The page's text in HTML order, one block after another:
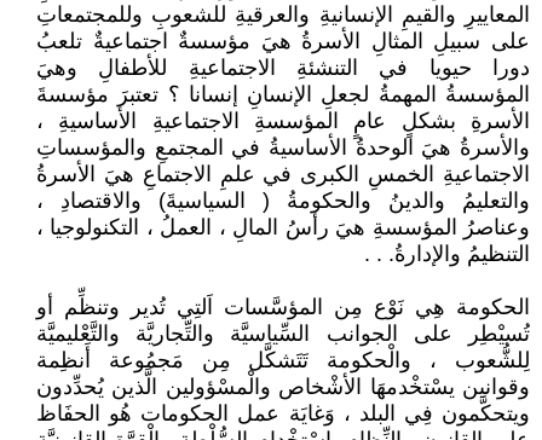
المعاييرِ والقيمِ الإنسانيةِ والعرقيةِ للشعوبِ وللمجتمعاتِ
على سبيلِ المثالِ الأسرةُ هيَ مؤسسةٌ اجتماعيةٌ تلعبُ
دورا حيويا في التنشئةِ الاجتماعيةِ للأطفالِ وهيَ
المؤسسةُ المهمةُ لجعلِ الإنسانِ إنسانا ؟ تعتبرَ مؤسسةَ
الأسرةِ بشكلٍ عامٍ المؤسسةِ الاجتماعيةِ الأساسيةِ ،
والأسرةُ هيَ الوحدةُ الأساسيةُ في المجتمعِ والمؤسساتِ
الاجتماعيةِ الخمسِ الكبرى في علمِ الاجتماعِ هيَ الأسرةُ
والتعليمُ والدينُ والحكومةُ ( السياسيةَ) والاقتصادِ ،
وعناصرُ المؤسسةِ هيَ رأسُ المالِ ، العملُ ، التكنولوجيا ،
التنظيمُ والإدارةُ. . .
الحكومة هِي نَوْع مِن المؤسَّسات اَلتِي تُدير وتنظِّم أو
تُسيْطِر على الجوانب السِّياسيَّة والتِّجاريَّة والتَّعْليميَّة
لِلشُّعوب ، والْحكومة تَتَشكَّل مِن مَجمُوعة أَنظِمة
وقوانين يسْتخْدمهَا الأشْخاص والْمسْؤولين الَّذين يُحدِّدون
ويتحكَّمون فِي البلد ، وَغايَة عمل الحكومات هُو الحفَاظ